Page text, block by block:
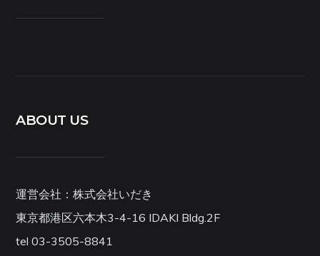
ABOUT US
運営会社：株式会社いだき
東京都港区六本木3-4-16 IDAKI Bldg.2F
tel 03-3505-8841